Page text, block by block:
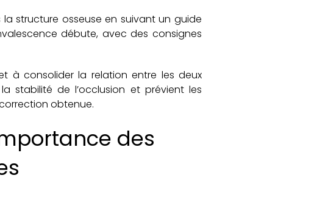
la structure osseuse en suivant un guide
débute, avec des consignes
à consolider la relation entre les deux
stabilité de l’occlusion et prévient les
obtenue.
des